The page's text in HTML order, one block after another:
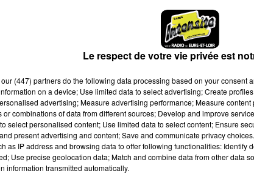
Le respect de votre vie privée est
our (447) partnersdo the following data processing based on your consent
on a device; Use limited data to select advertising; Create
advertising; Measure advertising performance; Measure
or combinations of data from different sources; Develop and improve
select personalised content; Use limited data to select content; Ensure
present advertising and content; Save and communicate privacy
as IP address and browsing data to offer following functionalities: Identify
Use precise geolocation data; Match and combine data from other data
information transmitted automatically.